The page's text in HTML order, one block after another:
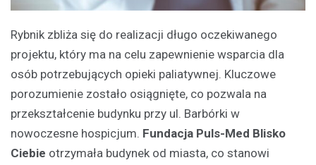
Rybnik zbliża się do realizacji długo oczekiwanego
projektu, który ma na celu zapewnienie wsparcia dla
osób potrzebujących opieki paliatywnej. Kluczowe
porozumienie zostało osiągnięte, co pozwala na
przekształcenie budynku przy ul. Barbórki w
nowoczesne hospicjum. Fundacja Puls-Med Blisko
Ciebie otrzymała budynek od miasta, co stanowi